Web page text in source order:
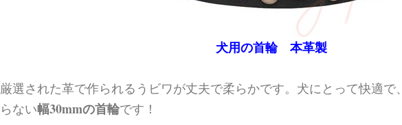
犬用の首輪 本革製
厳選された革で作られるうビワが丈夫で柔らかです。犬にとって快適で
らない幅30mmの首輪です！